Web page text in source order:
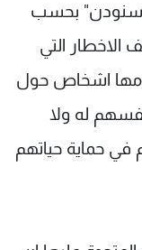
سنودن" بحسب
الاخطار التي
اشخاص حول
له ولا
حماية حياتهم